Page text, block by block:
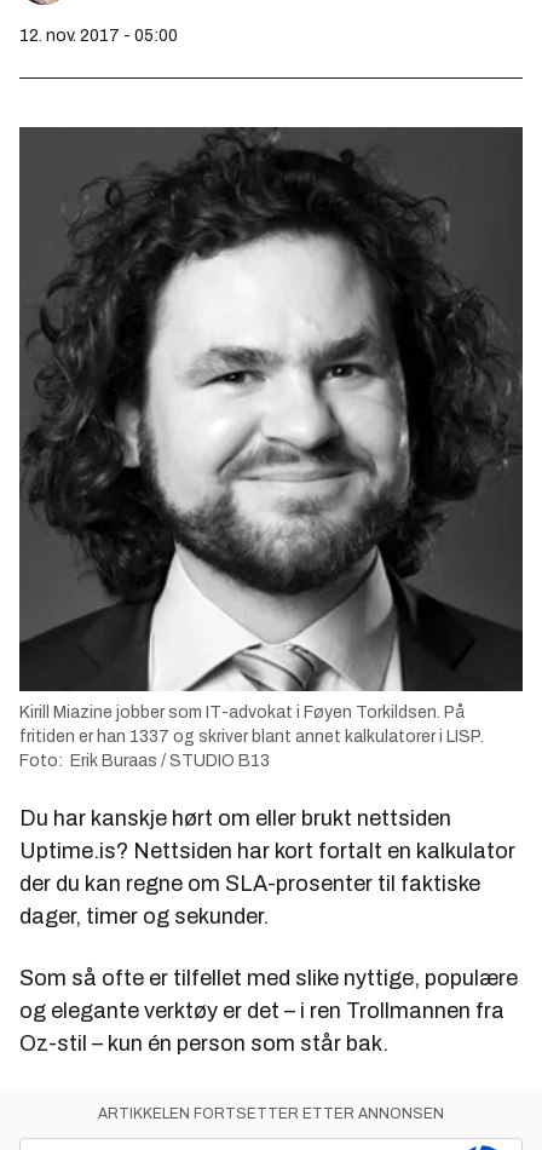
12. nov. 2017 - 05:00
Kirill Miazine jobber som IT-advokat i Føyen Torkildsen. På
fritiden er han 1337 og skriver blant annet kalkulatorer i LISP.
Foto: Erik Buraas / STUDIO B13
Du har kanskje hørt om eller brukt nettsiden
Uptime.is? Nettsiden har kort fortalt en kalkulator
der du kan regne om SLA-prosenter til faktiske
dager, timer og sekunder.
Som så ofte er tilfellet med slike nyttige, populære
og elegante verktøy er det – i ren Trollmannen fra
Oz-stil – kun én person som står bak.
ARTIKKELEN FORTSETTER ETTER ANNONSEN